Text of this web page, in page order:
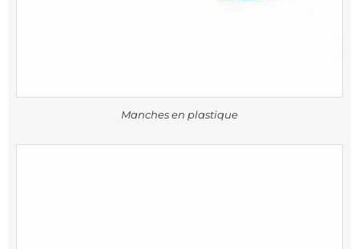
Manches en plastique